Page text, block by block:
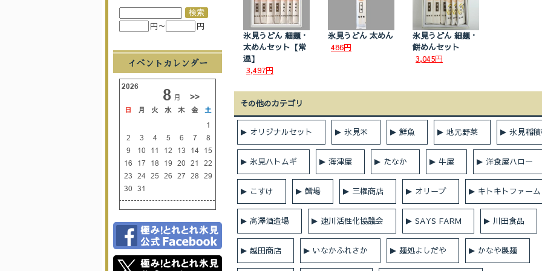
氷見うどん 細麺・
太めんセット【常
温】
3,497円
氷見うどん 太めん
486円
氷見うどん 細麺・
餅めんセット
3,045円
その他のカテゴリ
オリジナルセット 氷見米 鮮魚 地元野菜 氷見稲
氷見ハトムギ 海津屋 たなか 牛屋 洋食屋ハロー
こすけ 鱈場 三権商店 オリーブ キトキトファーム
髙澤酒造場 速川活性化協議会 SAYS FARM 川田食品
越田商店 いなかふれさか 麺処よしだや かなや製麺
円～ 円
イベントカレンダー